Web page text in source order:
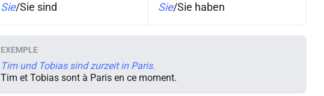
Sie/Sie sind Sie/Sie haben
Tim und Tobias sind zurzeit in Paris.
Tim et Tobias sont à Paris en ce moment.